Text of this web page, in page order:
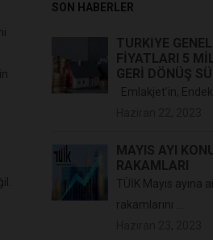
SON HABERLER
TÜRKIYE
FIYATLARI 5
GERI DÖNÜŞ
Emlakjet’in,
MAYIS AYI
RAKAMLARI
TÜİK Mayıs ayına
rakamlarını ...